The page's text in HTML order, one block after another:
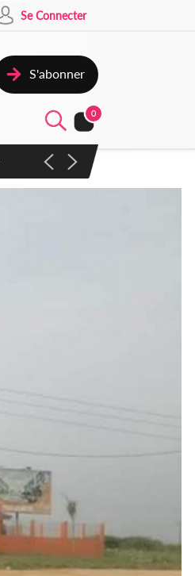
Se Connecter
S'abonner
0